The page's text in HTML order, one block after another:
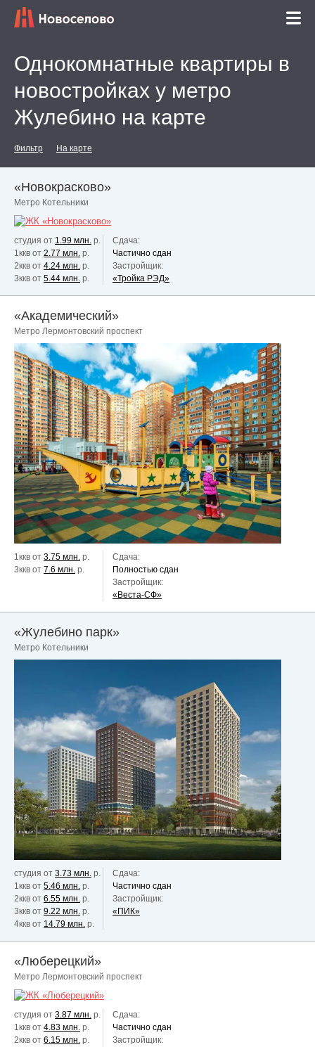
Однокомнатные квартиры в
новостройках у метро
Жулебино на карте
Фильтр На карте
«Новокрасково»
Метро Котельники
студия от 1.99 млн. р.
1ккв от 2.77 млн. р.
2ккв от 4.24 млн. р.
3ккв от 5.44 млн. р.
Сдача:
Частично сдан
Застройщик:
«Тройка РЭД»
«Академический»
Метро Лермонтовский проспект
1ккв от 3.75 млн. р.
3ккв от 7.6 млн. р.
Сдача:
Полностью сдан
Застройщик:
«Веста-СФ»
«Жулебино парк»
Метро Котельники
студия от 3.73 млн. р.
1ккв от 5.46 млн. р.
2ккв от 6.55 млн. р.
3ккв от 9.22 млн. р.
4ккв от 14.79 млн. р.
Сдача:
Частично сдан
Застройщик:
«ПИК»
«Люберецкий»
Метро Лермонтовский проспект
студия от 3.87 млн. р.
1ккв от 4.83 млн. р.
2ккв от 6.15 млн. р.
Сдача:
Частично сдан
Застройщик: